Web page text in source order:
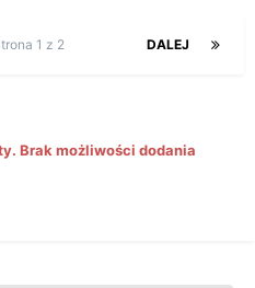
DALEJ
1 z 2
Brak możliwości dodania